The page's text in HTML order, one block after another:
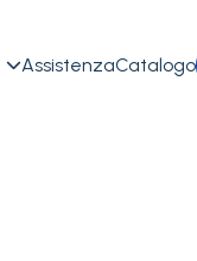
AssistenzaCatalogo